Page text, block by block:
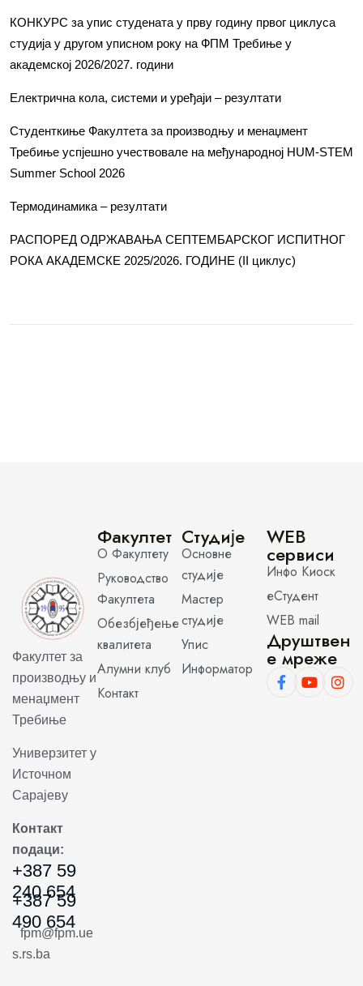
КОНКУРС за упис студената у прву годину првог циклуса
студија у другом уписном року на ФПМ Требиње у
академској 2026/2027. години
Електрична кола, системи и уређаји – резултати
Студенткиње Факултета за производњу и менаџмент
Требиње успјешно учествовале на међународној HUM-STEM
Summer School 2026
Термодинамика – резултати
РАСПОРЕД ОДРЖАВАЊА СЕПТЕМБАРСКОГ ИСПИТНОГ
РОКА АКАДЕМСКЕ 2025/2026. ГОДИНЕ (II циклус)
Факултет за
производњу и
менаџмент
Требиње
Универзитет у
Источном
Сарајеву
Контакт
подаци:
+387 59
240 654
+387 59
490 654
fpm@fpm.ue
s.rs.ba
Факултет
О Факултету
Руководство
Факултета
Обезбјеђење
квалитета
Алумни клуб
Контакт
Студије
Основне
студије
Мастер
студије
Упис
Информатор
WEB
сервиси
Инфо Киоск
еСтудент
WEB mail
Друштвен
е мреже